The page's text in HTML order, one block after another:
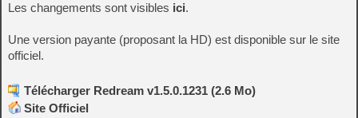
Les changements sont visibles ici.
Une version payante (proposant la HD) est disponible sur le site
officiel.
Télécharger Redream v1.5.0.1231 (2.6 Mo)
Site Officiel